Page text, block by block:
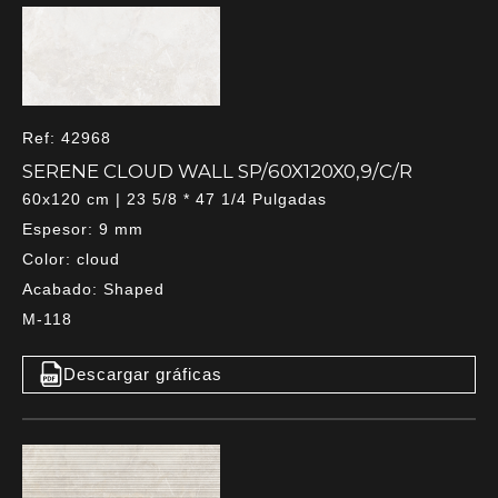
Ref: 42968
SERENE CLOUD WALL SP/60X120X0,9/C/R
60x120 cm | 23 5/8 * 47 1/4 Pulgadas
Espesor: 9 mm
Color: cloud
Acabado: Shaped
M-118
Descargar gráficas